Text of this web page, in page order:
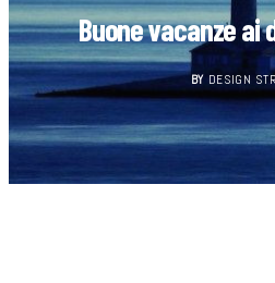
Buone vacanze ai
BY DESIGN